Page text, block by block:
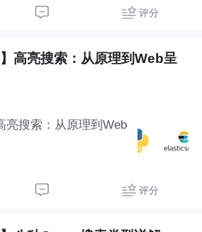
评分
高亮搜索：从原理到Web呈
亮搜索：从原理到Web
评分